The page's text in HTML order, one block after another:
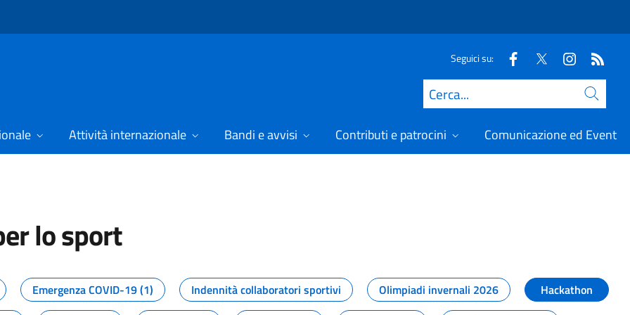
Seguici su:
Cerca
Attività internazionale Bandi e avvisi Contributi e patrocini Comunicazione ed Eventi
lo sport
dal Dipartimento per lo sport
Emergenza COVID-19 (1) Indennità collaboratori sportivi Olimpiadi invernali 2026
Hackathon